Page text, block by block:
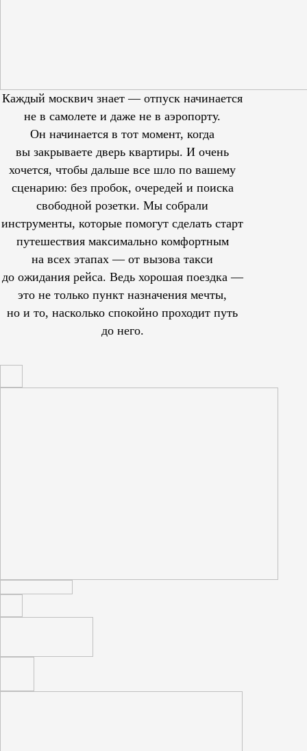
Каждый москвич знает — отпуск начинается
не в самолете и даже не в аэропорту.
Он начинается в тот момент, когда
вы закрываете дверь квартиры. И очень
хочется, чтобы дальше все шло по вашему
сценарию: без пробок, очередей и поиска
свободной розетки. Мы собрали
инструменты, которые помогут сделать старт
путешествия максимально комфортным
на всех этапах — от вызова такси
до ожидания рейса. Ведь хорошая поездка —
это не только пункт назначения мечты,
но и то, насколько спокойно проходит путь
до него.